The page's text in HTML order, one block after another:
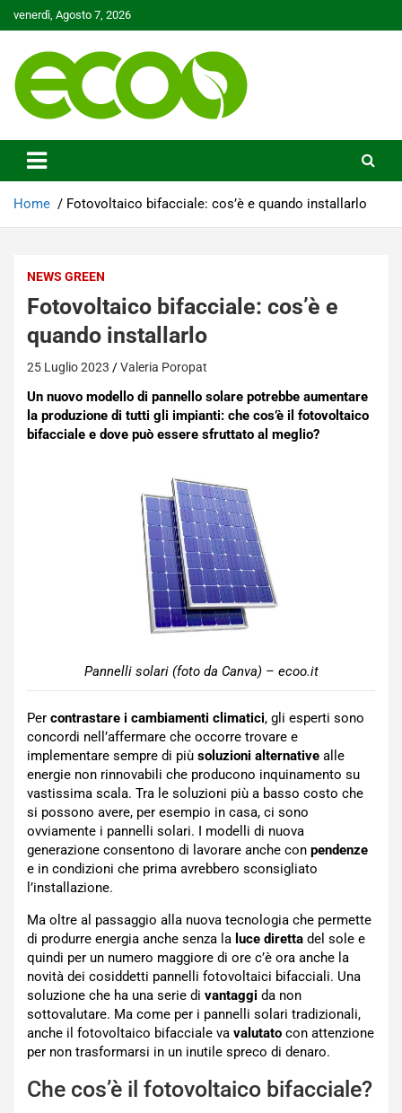
to
venerdì, Agosto 7, 2026
Ecoo.it
Home Fotovoltaico bifacciale: cos’è e quando installarlo
NEWS GREEN
Fotovoltaico bifacciale: cos’è e
quando installarlo
25 Luglio 2023 Valeria Poropat
Un nuovo modello di pannello solare potrebbe aumentare
la produzione di tutti gli impianti: che cos’è il fotovoltaico
bifacciale e dove può essere sfruttato al meglio?
Pannelli solari (foto da Canva) – ecoo.it
Per contrastare i cambiamenti climatici, gli esperti sono
concordi nell’affermare che occorre trovare e
implementare sempre di più soluzioni alternative alle
energie non rinnovabili che producono inquinamento su
vastissima scala. Tra le soluzioni più a basso costo che
si possono avere, per esempio in casa, ci sono
ovviamente i pannelli solari. I modelli di nuova
generazione consentono di lavorare anche con pendenze
e in condizioni che prima avrebbero sconsigliato
l’installazione.
Ma oltre al passaggio alla nuova tecnologia che permette
di produrre energia anche senza la luce diretta del sole e
quindi per un numero maggiore di ore c’è ora anche la
novità dei cosiddetti pannelli fotovoltaici bifacciali. Una
soluzione che ha una serie di vantaggi da non
sottovalutare. Ma come per i pannelli solari tradizionali,
anche il fotovoltaico bifacciale va valutato con attenzione
per non trasformarsi in un inutile spreco di denaro.
Che cos’è il fotovoltaico bifacciale?